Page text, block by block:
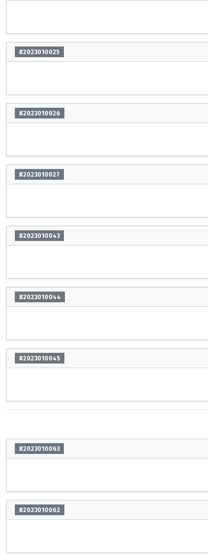
#2023010025
#2023010026
#2023010027
#2023010043
#2023010044
#2023010045
#2023010063
#2023010062